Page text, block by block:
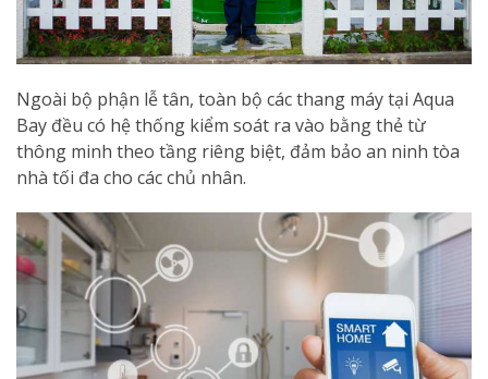
Ngoài bộ phận lễ tân, toàn bộ các thang máy tại Aqua
Bay đều có hệ thống kiểm soát ra vào bằng thẻ từ
thông minh theo tầng riêng biệt, đảm bảo an ninh tòa
nhà tối đa cho các chủ nhân.